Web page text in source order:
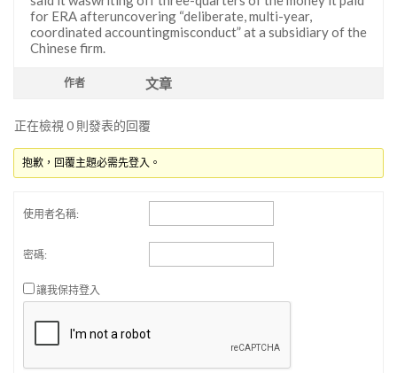
for ERA afteruncovering “deliberate, multi-year,
coordinated accountingmisconduct” at a subsidiary of the
Chinese firm.
作者 文章
正在檢視 0 則發表的回覆
抱歉，回覆主題必需先登入。
使用者名稱:
密碼:
讓我保持登入